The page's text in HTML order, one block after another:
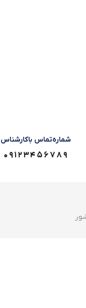
شماره‌تماس‌ با‌کارشناس
09123456789